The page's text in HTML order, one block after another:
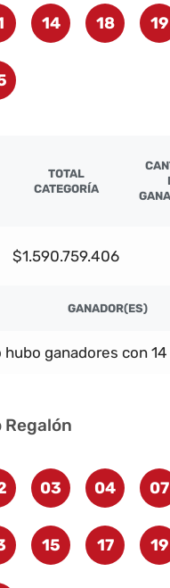
14 18 19
TOTAL
CATEGORÍA
$1.590.759.406
GANADOR(ES)
hubo ganadores con
03 04 07
15 17 19